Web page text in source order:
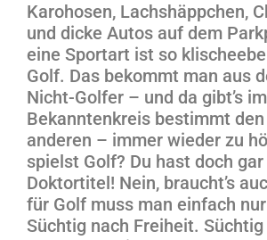
Karohosen, Lachshäppchen,
und dicke Autos auf dem
eine Sportart ist so
Golf. Das bekommt man aus
Nicht-Golfer – und da gibt’s im
Bekanntenkreis bestimmt
anderen – immer wieder zu
spielst Golf? Du hast doch
Doktortitel! Nein, braucht’s
für Golf muss man einfach
Süchtig nach Freiheit.